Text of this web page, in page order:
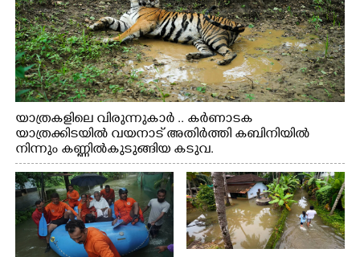
യാത്രകളിലെ വിരുന്നുകാർ .. കർണാടക
യാത്രക്കിടയിൽ വയനാട് അതിർത്തി കബിനിയിൽ
നിന്നും കണ്ണിൽകുടുങ്ങിയ കടുവ.